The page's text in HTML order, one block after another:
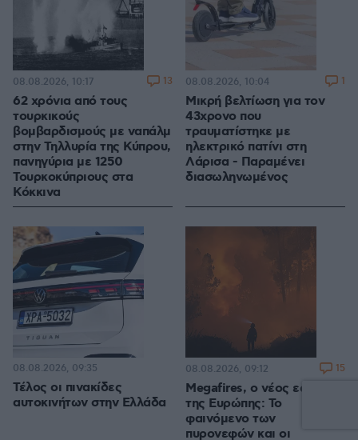
62 χρόνια από τους
τουρκικούς
βομβαρδισμούς με ναπάλμ
στην Τηλλυρία της Κύπρου,
πανηγύρια με 1250
Τουρκοκύπριους στα
Κόκκινα
08.08.2026, 10:17 13
Μικρή βελτίωση για τον
43χρονο που
τραυματίστηκε με
ηλεκτρικό πατίνι στη
Λάρισα - Παραμένει
διασωληνωμένος
08.08.2026, 10:04 1
Τέλος οι πινακίδες
αυτοκινήτων στην Ελλάδα
08.08.2026, 09:35
Megafires, ο νέος εφιάλτης
της Ευρώπης: Το
φαινόμενο των
πυρονεφών και οι
08.08.2026, 09:12 15